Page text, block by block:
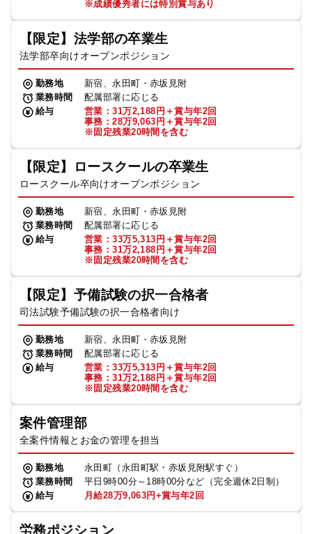
※成績優秀者には特別賞与あり
【限定】法学部の卒業生
法学部卒向けオープンポジション
勤務地
新宿、永田町・赤坂見附
業務時間
配属部署に応じる
給与
営業：31万2,188円＋賞与年2回
事務：28万9,063円＋賞与年2回
※固定残業20時間を含む
【限定】ロースクールの卒業生
ロースクール卒向けオープンポジション
勤務地
新宿、永田町・赤坂見附
業務時間
配属部署に応じる
給与
営業：33万5,313円＋賞与年2回
事務：31万2,188円＋賞与年2回
※固定残業20時間を含む
【限定】予備試験の択一合格者
司法試験予備試験の択一合格者向け
勤務地
新宿、永田町・赤坂見附
業務時間
配属部署に応じる
給与
営業：33万5,313円＋賞与年2回
事務：31万2,188円＋賞与年2回
※固定残業20時間を含む
案件管理部
全案件情報とお金の管理を担当
勤務地
永田町（永田町駅・赤坂見附駅すぐ）
業務時間
平日9時00分～18時00分など（完全週休2日制）
給与
月給28万9,063円+賞与年2回
労務ポジション